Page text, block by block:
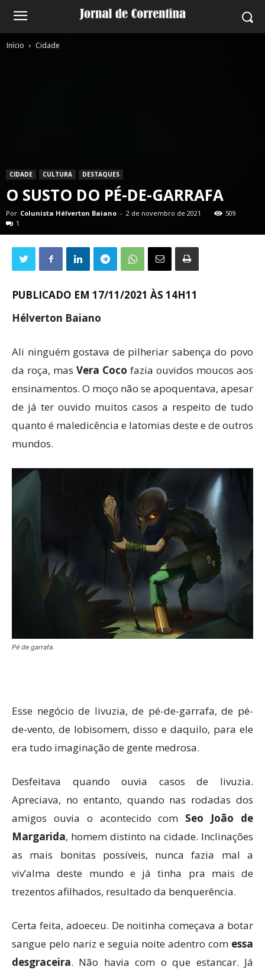
Início Cidade
CIDADE CULTURA DESTAQUES
O SUSTO DO PÉ-DE-GARRAFA
Por Colunista Hélverton Baiano - 2 de novembro de 2021
509
1
PUBLICADO EM 17/11/2021 ÀS 14H11
Hélverton Baiano
Ali ninguém gostava de pilheriar sabença do povo
da roça, mas Vera Coco fazia ouvidos moucos aos
ensinamentos. O moço não se apoquentava, apesar
de já ter ouvido muitos casos a respeito de tudo
quanto é maledicência e latomias deste e de outros
mundos.
Pé de garrafa.
Esse negócio de livuzia, de pé-de-garrafa, de pé-
de-vento, de lobisomem, disso e daquilo, para ele
era tudo imaginação de gente medrosa.
Desfeitava quando ouvia casos de livuzia.
Apreciava, no entanto, quando nas rodadas dos
amigos ouvia o acontecido com Seo João de
Margarida, homem distinto na cidade. Inclinações
as mais bonitas possíveis, nunca fazia mal a
viv’alma deste mundo e já tinha pra mais de
trezentos afilhados, resultado da benquerência.
Certa feita, adoeceu. De noitinha começava a botar
sangue pelo nariz e seguia noite adentro com essa
desgraceira. Não havia com o que estancar. Já